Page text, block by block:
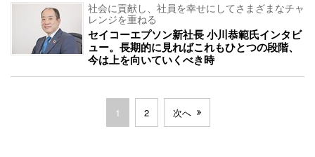
社会に貢献し、社員を幸せにしてさまざまなチャ
レンジを重ねる
セイコーエプソン新社長 小川恭範氏インタビ
ュー。長期的に見ればこれもひとつの段階、
今は上を向いていくべき時
1 2 次へ